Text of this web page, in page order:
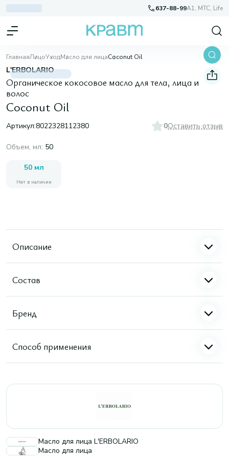
637-88-99A1, МТС, Life
ГлавнаяЛицоУходМасло для лицаCoconut Oil
L'ERBOLARIO
Органическое кокосовое масло для тела, лица и
волос
Coconut Oil
Артикул:8022328112380 0Оставить отзыв
Объем, мл: 50
50 мл
Нет в наличии
Описание
Состав
Бренд
Способ применения
Масло для лица L'ERBOLARIO
Масло для лица